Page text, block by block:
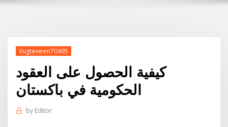
Vugteveen70495
كيفية الحصول على العقود
الحكومية في باكستان
by Editor